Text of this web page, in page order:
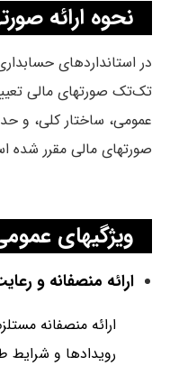
نحوه ارائه
در استانداردهای
تک‌تک صورتهای مالی
عمومی، ساختار کلی، و
صورتهای مالی مقرر شده
ویژگیهای
ارائه منصفانه و
ارائه منصفانه
رویدادها و شرایط